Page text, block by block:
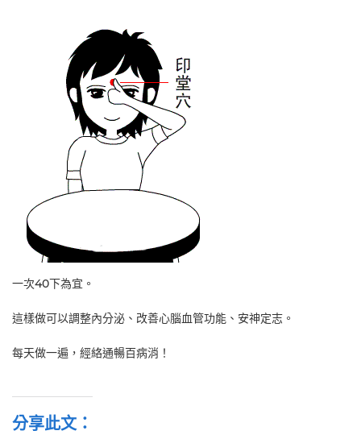
一次40下為宜。
這樣做可以調整內分泌、改善心腦血管功能、安神定志。
每天做一遍，經絡通暢百病消！
分享此文：